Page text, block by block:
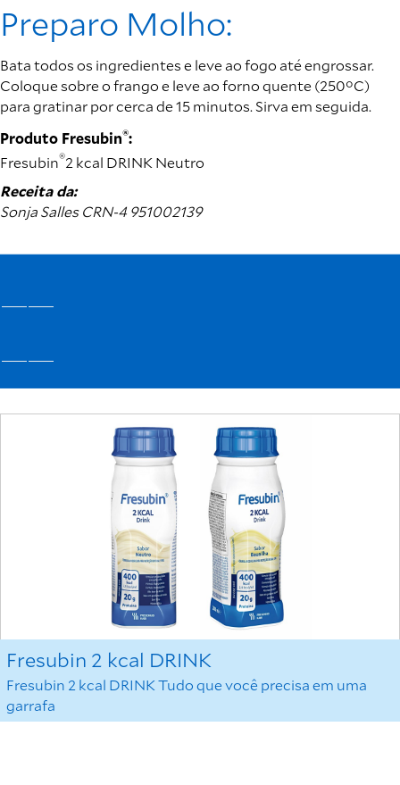
Preparo Molho:
Bata todos os ingredientes e leve ao fogo até engrossar.
Coloque sobre o frango e leve ao forno quente (250°C)
para gratinar por cerca de 15 minutos. Sirva em seguida.
Produto Fresubin®:
Fresubin®2 kcal DRINK Neutro
Receita da:
Sonja Salles CRN-4 951002139
Fresubin 2 kcal DRINK
Fresubin 2 kcal DRINK Tudo que você precisa em uma
garrafa